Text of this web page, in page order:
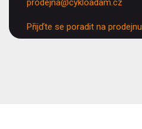
prodejna@cykloadam.cz
Přijďte se poradit na prodejnu